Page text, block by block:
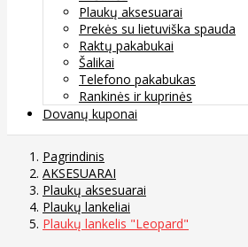
Plaukų aksesuarai
Prekės su lietuviška spauda
Raktų pakabukai
Šalikai
Telefono pakabukas
Rankinės ir kuprinės
Dovanų kuponai
Pagrindinis
AKSESUARAI
Plaukų aksesuarai
Plaukų lankeliai
Plaukų lankelis "Leopard"